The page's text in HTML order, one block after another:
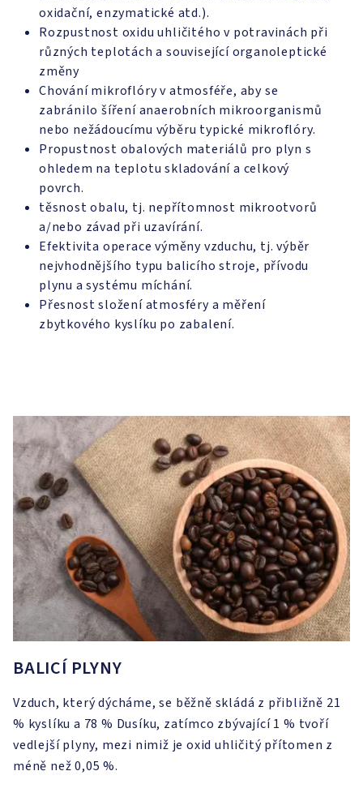
oxidační, enzymatické atd.).
Rozpustnost oxidu uhličitého v potravinách při
různých teplotách a související organoleptické
změny
Chování mikroflóry v atmosféře, aby se
zabránilo šíření anaerobních mikroorganismů
nebo nežádoucímu výběru typické mikroflóry.
Propustnost obalových materiálů pro plyn s
ohledem na teplotu skladování a celkový
povrch.
těsnost obalu, tj. nepřítomnost mikrootvorů
a/nebo závad při uzavírání.
Efektivita operace výměny vzduchu, tj. výběr
nejvhodnějšího typu balicího stroje, přívodu
plynu a systému míchání.
Přesnost složení atmosféry a měření
zbytkového kyslíku po zabalení.
BALICÍ PLYNY
Vzduch, který dýcháme, se běžně skládá z přibližně 21
% kyslíku a 78 % Dusíku, zatímco zbývající 1 % tvoří
vedlejší plyny, mezi nimiž je oxid uhličitý přítomen z
méně než 0,05 %.